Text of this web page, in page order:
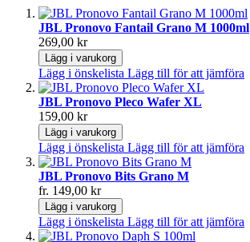
JBL Pronovo Fantail Grano M 1000ml
269,00 kr
Lägg i varukorg
Lägg i önskelista Lägg till för att jämföra
JBL Pronovo Pleco Wafer XL
159,00 kr
Lägg i varukorg
Lägg i önskelista Lägg till för att jämföra
JBL Pronovo Bits Grano M
fr. 149,00 kr
Lägg i varukorg
Lägg i önskelista Lägg till för att jämföra